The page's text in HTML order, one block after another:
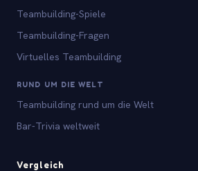
Teambuilding-Spiele
Teambuilding-Fragen
Virtuelles Teambuilding
RUND UM DIE WELT
Teambuilding rund um die Welt
Bar-Trivia weltweit
Vergleich